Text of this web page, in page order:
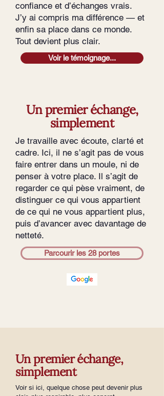
confiance et d’échanges vrais.
J’y ai compris ma différence — et
enfin sa place dans ce monde.
Tout devient plus clair.
Voir le témoignage...
Un premier échange,
simplement
Je travaille avec écoute, clarté et
cadre. Ici, il ne s’agit pas de vous
faire entrer dans un moule, ni de
penser à votre place. Il s’agit de
regarder ce qui pèse vraiment, de
distinguer ce qui vous appartient
de ce qui ne vous appartient plus,
puis d’avancer avec davantage de
netteté.
Parcourir les 28 portes
Un premier échange,
simplement
Voir si ici, quelque chose peut devenir plus